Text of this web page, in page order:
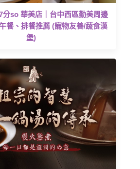
so 華美店｜台中西區勤美周邊
餐、排餐推薦 (寵物友善/蔬食漢
堡)